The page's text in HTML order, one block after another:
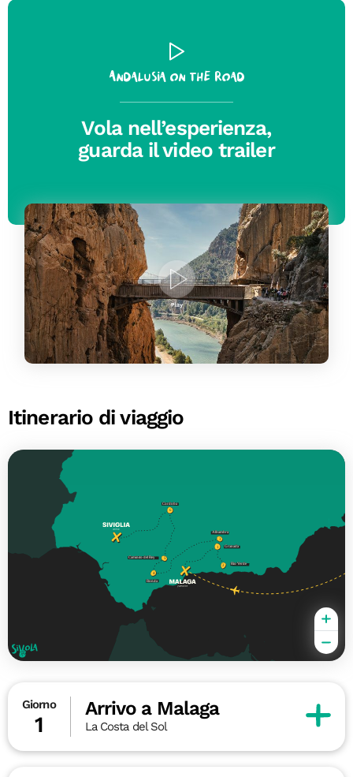
Andalusia on the road
Vola nell’esperienza,
guarda il video trailer
Itinerario di viaggio
Giorno
1
Arrivo a Malaga
La Costa del Sol